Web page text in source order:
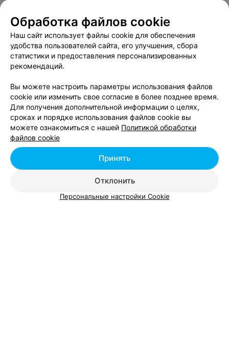
Сельхозпосёлок в Минске
Магазины косметики и парфюмерии в м-р
Пулихова в Минске
Добавить компанию
Добавить специалиста
Обработка файлов cookie
Наш сайт использует файлы cookie для обеспечения
удобства пользователей сайта, его улучшения, сбора
статистики и предоставления персонализированных
рекомендаций.
Вы можете настроить параметры использования файлов
cookie или изменить свое согласие в более позднее время.
Для получения дополнительной информации о целях,
сроках и порядке использования файлов cookie вы
можете ознакомиться с нашей Политикой обработки
файлов cookie
Отклонить
Принять
Персональные настройки Cookie